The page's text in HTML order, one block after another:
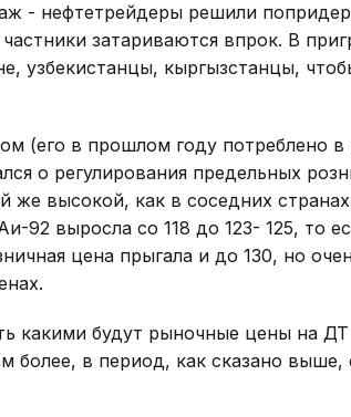
- нефтетрейдеры решили
затариваются впрок. В
узбекистанцы, кыргызстанцы,
(его в прошлом году потреблено в
о регулирования предельных
же высокой, как в соседних
92 выросла со 118 до 123- 125, то
цена прыгала и до 130, но
какими будут рыночные цены на ДТ
более, в период, как сказано выше,